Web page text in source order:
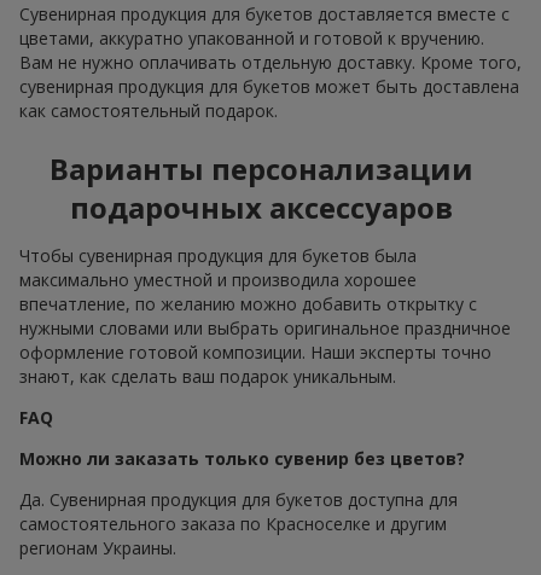
Сувенирная продукция для букетов доставляется вместе с
цветами, аккуратно упакованной и готовой к вручению.
Вам не нужно оплачивать отдельную доставку. Кроме того,
сувенирная продукция для букетов может быть доставлена
как самостоятельный подарок.
Варианты персонализации
подарочных аксессуаров
Чтобы сувенирная продукция для букетов была
максимально уместной и производила хорошее
впечатление, по желанию можно добавить открытку с
нужными словами или выбрать оригинальное праздничное
оформление готовой композиции. Наши эксперты точно
знают, как сделать ваш подарок уникальным.
FAQ
Можно ли заказать только сувенир без цветов?
Да. Сувенирная продукция для букетов доступна для
самостоятельного заказа по Красноселке и другим
регионам Украины.